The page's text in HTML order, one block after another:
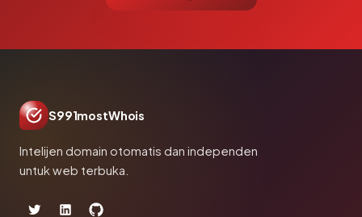
S991mostWhois
Intelijen domain otomatis dan independen
untuk web terbuka.